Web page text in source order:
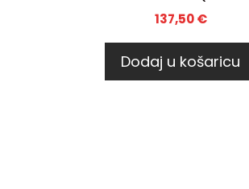
137,50€
Dodaj u košaricu